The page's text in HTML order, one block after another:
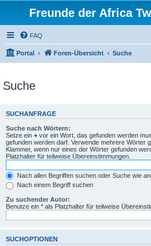
Freunde der Africa
FAQ
Portal Foren-Übersicht Suche
Suche
SUCHANFRAGE
Suche nach Wörtern:
Setze ein + vor ein Wort, das gefunden werden
gefunden werden darf. Verwende mehrere Wörter
Klammer, wenn nur eines der Wörter gefunden
Platzhalter für teilweise Übereinstimmungen.
Nach allen Begriffen suchen oder Suche wie
Nach einem Begriff suchen
Zu suchender Autor:
Benutze ein * als Platzhalter für teilweise
SUCHOPTIONEN